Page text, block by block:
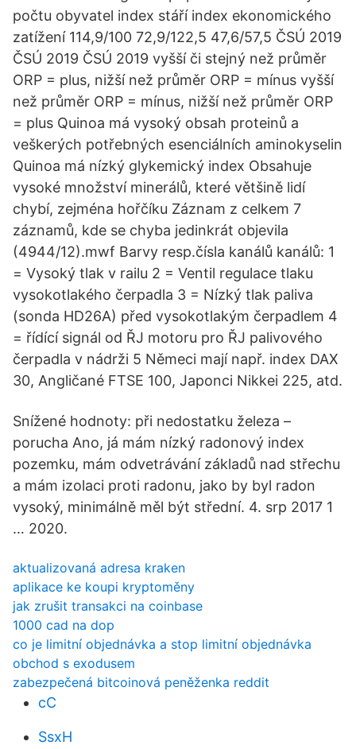
počtu obyvatel index stáří index ekonomického
zatížení 114,9/100 72,9/122,5 47,6/57,5 ČSÚ 2019
ČSÚ 2019 ČSÚ 2019 vyšší či stejný než průměr
ORP = plus, nižší než průměr ORP = mínus vyšší
než průměr ORP = mínus, nižší než průměr ORP
= plus Quinoa má vysoký obsah proteinů a
veškerých potřebných esenciálních aminokyselin
Quinoa má nízký glykemický index Obsahuje
vysoké množství minerálů, které většině lidí
chybí, zejména hořčíku Záznam z celkem 7
záznamů, kde se chyba jedinkrát objevila
(4944/12).mwf Barvy resp.čísla kanálů kanálů: 1
= Vysoký tlak v railu 2 = Ventil regulace tlaku
vysokotlakého čerpadla 3 = Nízký tlak paliva
(sonda HD26A) před vysokotlakým čerpadlem 4
= řídící signál od ŘJ motoru pro ŘJ palivového
čerpadla v nádrži 5 Němeci mají např. index DAX
30, Angličané FTSE 100, Japonci Nikkei 225, atd.
Snížené hodnoty: při nedostatku železa –
porucha Ano, já mám nízký radonový index
pozemku, mám odvetrávání základů nad střechu
a mám izolaci proti radonu, jako by byl radon
vysoký, minimálně měl být střední. 4. srp 2017 1
… 2020.
aktualizovaná adresa kraken
aplikace ke koupi kryptoměny
jak zrušit transakci na coinbase
1000 cad na dop
co je limitní objednávka a stop limitní objednávka
obchod s exodusem
zabezpečená bitcoinová peněženka reddit
cC
SsxH